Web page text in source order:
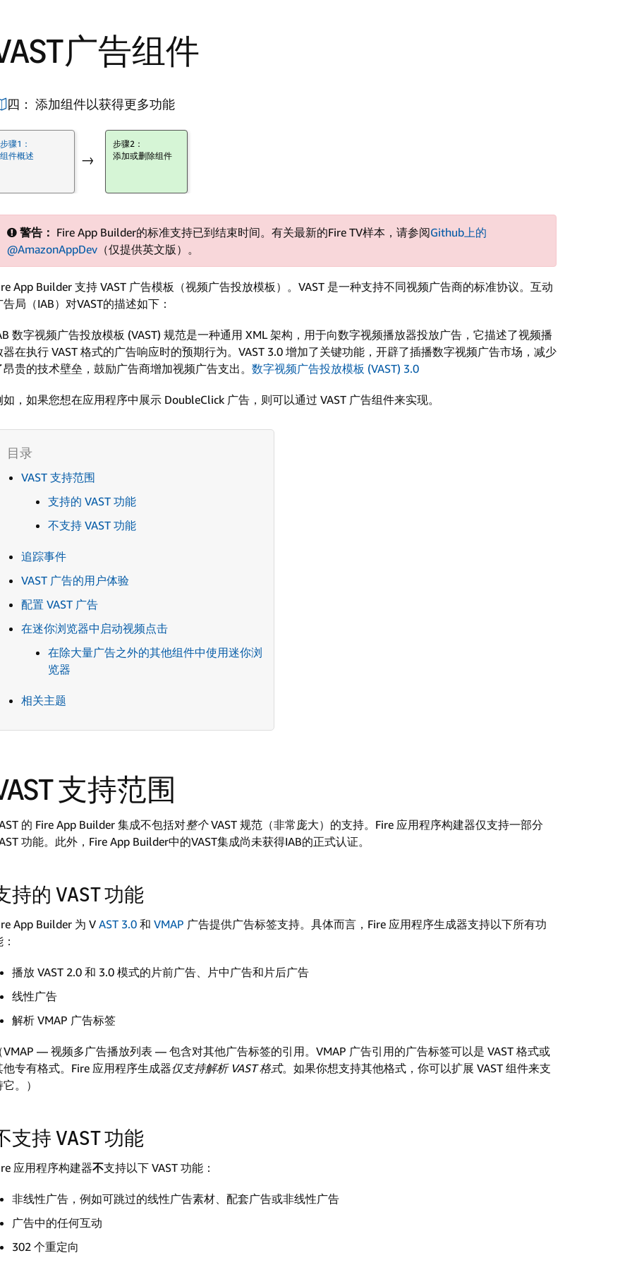
广告组件
四： 添加组件以获得更多功能
步骤1：
组件概述
→
步骤2：
添加或删除组件
警告： Fire App Builder的标准支持已到结束时间。有关最新的Fire TV样本，请参阅Github上的
@AmazonAppDev （仅提供英文版）。
App Builder 支持 VAST 广告模板（视频广告投放模板）。VAST 是一种支持不同视频广告商的标准协议。互动
告局（IAB）对VAST的描述如下：
数字视频广告投放模板 (VAST) 规范是一种通用 XML 架构，用于向数字视频播放器投放广告，它描述了视频播
器在执行 VAST 格式的广告响应时的预期行为。VAST 3.0 增加了关键功能，开辟了插播数字视频广告市场，减少
昂贵的技术壁垒，鼓励广告商增加视频广告支出。 数字视频广告投放模板 (VAST) 3.0
如，如果您想在应用程序中展示 DoubleClick 广告，则可以通过 VAST 广告组件来实现。
VAST 支持范围
支持的 VAST 功能
不支持 VAST 功能
追踪事件
VAST 广告的用户体验
配置 VAST 广告
在迷你浏览器中启动视频点击
在除大量广告之外的其他组件中使用迷你浏
览器
相关主题
支持范围
的 Fire App Builder 集成不包括对整个VAST 规范（非常庞大）的支持。Fire 应用程序构建器仅支持一部分
功能。此外，Fire App Builder中的VAST集成尚未获得IAB的正式认证。
持的 VAST 功能
App Builder 为 V AST 3.0 和 VMAP 广告提供广告标签支持。具体而言，Fire 应用程序生成器支持以下所有功
播放 VAST 2.0 和 3.0 模式的片前广告、片中广告和片后广告
线性广告
解析 VMAP 广告标签
VMAP — 视频多广告播放列表 — 包含对其他广告标签的引用。VMAP 广告引用的广告标签可以是 VAST 格式或
他专有格式。Fire 应用程序生成器仅支持解析 VAST 格式。如果你想支持其他格式，你可以扩展 VAST 组件来支
。）
支持 VAST 功能
应用程序构建器不支持以下 VAST 功能：
非线性广告，例如可跳过的线性广告素材、配套广告或非线性广告
广告中的任何互动
302 个重定向